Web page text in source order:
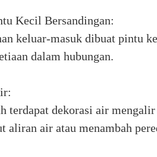
Kecil Bersandingan:
keluar-masuk dibuat pintu
dalam hubungan.
terdapat dekorasi air
aliran air atau menambah